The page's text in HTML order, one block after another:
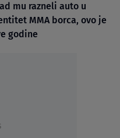
mu razneli auto u
MMA borca, ovo je
godine